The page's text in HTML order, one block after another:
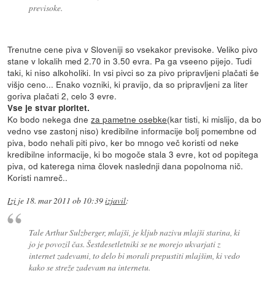
previsoke.
Trenutne cene piva v Sloveniji so vsekakor previsoke. Veliko pivo
stane v lokalih med 2.70 in 3.50 evra. Pa ga vseeno pijejo. Tudi
taki, ki niso alkoholiki. In vsi pivci so za pivo pripravljeni plačati še
višjo ceno... Enako vozniki, ki pravijo, da so pripravljeni za liter
goriva plačati 2, celo 3 evre.
Vse je stvar pioritet.
Ko bodo nekega dneza pametne osebke(kar tisti, ki mislijo, da bo
vedno vse zastonj niso) kredibilne informacije bolj pomembne od
piva, bodo nehali piti pivo, ker bo mnogo več koristi od neke
kredibilne informacije, ki bo mogoče stala 3 evre, kot od popitega
piva, od katerega nima človek naslednji dana popolnoma nič.
Koristi namreč..
Izi je 18. mar 2011 ob 10:39izjavil:
Tale Arthur Sulzberger, mlajši, je kljub nazivu mlajši starina, ki
jo je povozil čas. Šestdesetletniki se ne morejo ukvarjati z
internet zadevami, to delo bi morali prepustiti mlajšim, ki vedo
kako se streže zadevam na internetu.